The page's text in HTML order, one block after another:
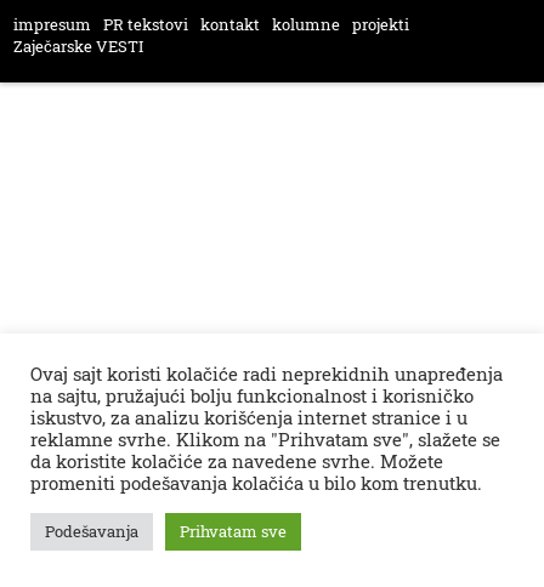
impresum
PR tekstovi kontakt kolumne projekti
Zaječarske VESTI
Ovaj sajt koristi kolačiće radi neprekidnih unapređenja
na sajtu, pružajući bolju funkcionalnost i korisničko
iskustvo, za analizu korišćenja internet stranice i u
reklamne svrhe. Klikom na "Prihvatam sve", slažete se
da koristite kolačiće za navedene svrhe. Možete
promeniti podešavanja kolačića u bilo kom trenutku.
Podešavanja Prihvatam sve